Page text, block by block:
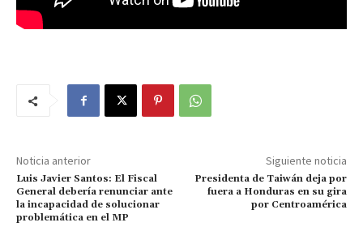
Noticia anterior
Luis Javier Santos: El Fiscal
General debería renunciar ante
la incapacidad de solucionar
problemática en el MP
Siguiente noticia
Presidenta de Taiwán deja por
fuera a Honduras en su gira
por Centroamérica